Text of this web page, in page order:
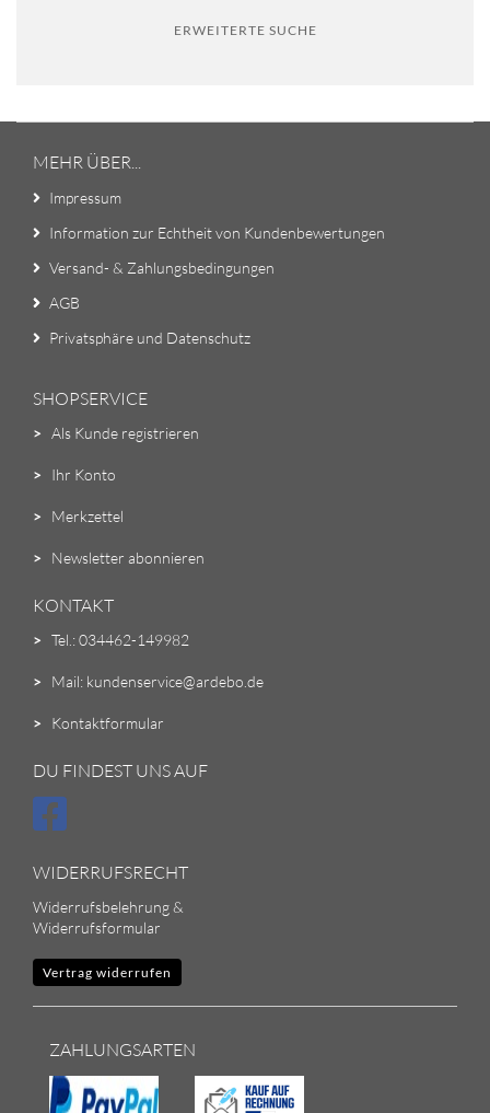
ERWEITERTE SUCHE
MEHR ÜBER...
Impressum
Information zur Echtheit von Kundenbewertungen
Versand- & Zahlungsbedingungen
AGB
Privatsphäre und Datenschutz
SHOPSERVICE
> Als Kunde registrieren
> Ihr Konto
> Merkzettel
> Newsletter abonnieren
KONTAKT
> Tel.: 034462-149982
> Mail: kundenservice@ardebo.de
> Kontaktformular
DU FINDEST UNS AUF
WIDERRUFSRECHT
Widerrufsbelehrung &
Widerrufsformular
Vertrag widerrufen
ZAHLUNGSARTEN